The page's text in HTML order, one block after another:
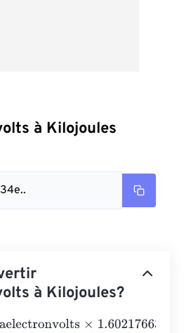
à Kilojoules
à Kilojoules?
×1.602176634e-20